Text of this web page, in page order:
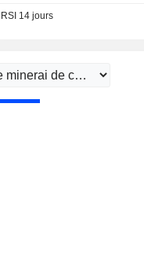
RSI 14 jours